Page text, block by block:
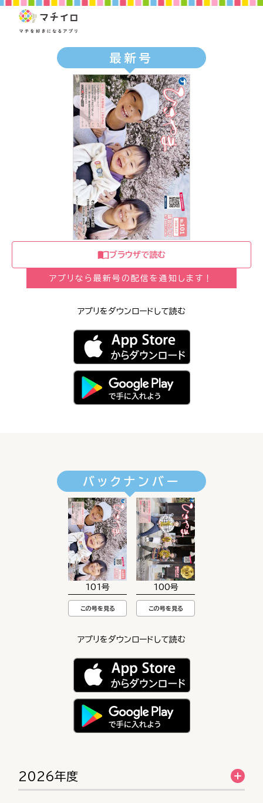
最新号
ブラウザで読む
アプリなら最新号の配信を通知します！
アプリをダウンロードして読む
バックナンバー
101号
この号を見る
100号
この号を見る
アプリをダウンロードして読む
2026年度